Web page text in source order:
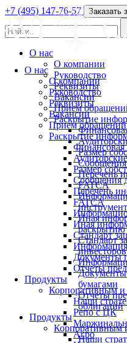
О нас
О компании
Руководство
Реквизиты
Вакансии
Прием обращений
Раскрытие
Финансовая
Размер
Сообщения
Перечень
FATCA
Иная
Стандарт
Информация
Документы
Отчеты
Продукты
Корпоративным и
Наши
Репо с ЦК
Агро
+7 (495) 147-76-57 Заказать
О нас
О компании
Руководство
Реквизиты
Вакансии
Прием
Раскрытие
Размер
Сообщения
Перечень
FATCA
Иная
раскрытию
Стандарт
инвесторов
бумагами
Отчеты
облигаций
Продукты
Корпоративным
Наши